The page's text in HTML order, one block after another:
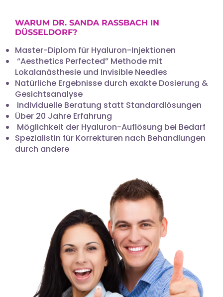
WARUM DR. SANDA RASSBACH IN
DÜSSELDORF?
Master-Diplom für Hyaluron-Injektionen
“Aesthetics Perfected” Methode mit
Lokalanästhesie und Invisible Needles
Natürliche Ergebnisse durch exakte Dosierung &
Gesichtsanalyse
Individuelle Beratung statt Standardlösungen
Über 20 Jahre Erfahrung
Möglichkeit der Hyaluron-Auflösung bei Bedarf
Spezialistin für Korrekturen nach Behandlungen
durch andere